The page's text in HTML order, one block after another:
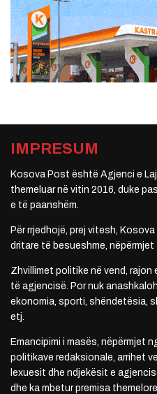
IMPRESUM
Kosova Post është Agjenci e
themeluar në vitin 2016, duke
e të paanshëm.
Për rrjedhojë, prej vitesh,
dritare të besueshme,
Zhvillimet politike në vend,
të agjencisë. Por nuk
ekonomia, sporti, shëndetësia,
etj.
Emancipimi i masës, nëpërmjet
politikave redaksionale, arrihet
lexuesit dhe ndjekësit e
dhe ka mbetur premisa